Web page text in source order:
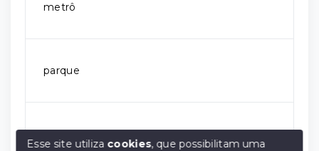
metrô
parque
principais avenidas
Esse site utiliza cookies, que possibilitam uma